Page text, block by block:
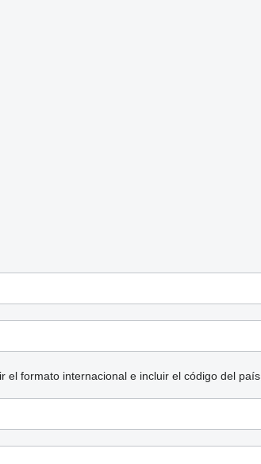
formato internacional e incluir el código del país.